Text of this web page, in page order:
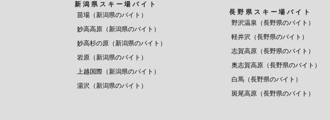
新潟県スキー場バイト
苗場（新潟県のバイト）
妙高高原（新潟県のバイト）
妙高杉の原（新潟県のバイト）
岩原（新潟県のバイト）
上越国際（新潟県のバイト）
湯沢（新潟県のバイト）
長野県スキー場バイト
野沢温泉（長野県のバイト）
軽井沢（長野県のバイト）
志賀高原（長野県のバイト）
奥志賀高原（長野県のバイト）
白馬（長野県のバイト）
斑尾高原（長野県のバイト）